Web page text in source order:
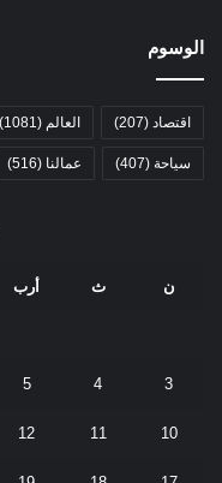
الوسوم
اقتصاد (207) العالم (1081)
سياحة (407) عمالنا (516)
ن ث أرب
3
4
5
10
11
12